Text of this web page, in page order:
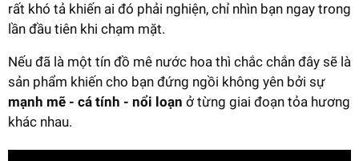
rất khó tả khiến ai đó phải nghiện, chỉ nhìn bạn ngay trong
lần đầu tiên khi chạm mặt.
Nếu đã là một tín đồ mê nước hoa thì chắc chắn đây sẽ là
sản phẩm khiến cho bạn đứng ngồi không yên bởi sự
mạnh mẽ - cá tính - nổi loạn ở từng giai đoạn tỏa hương
khác nhau.